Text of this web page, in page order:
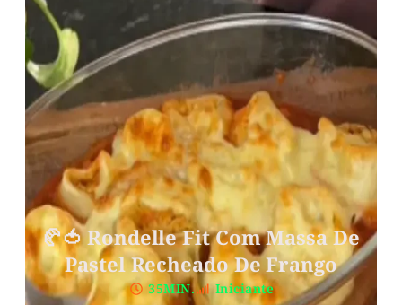
🥐🍅 Rondelle Fit Com Massa De
Pastel Recheado De Frango
35MIN.
Iniciante